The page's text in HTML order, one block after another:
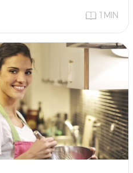
1 MIN